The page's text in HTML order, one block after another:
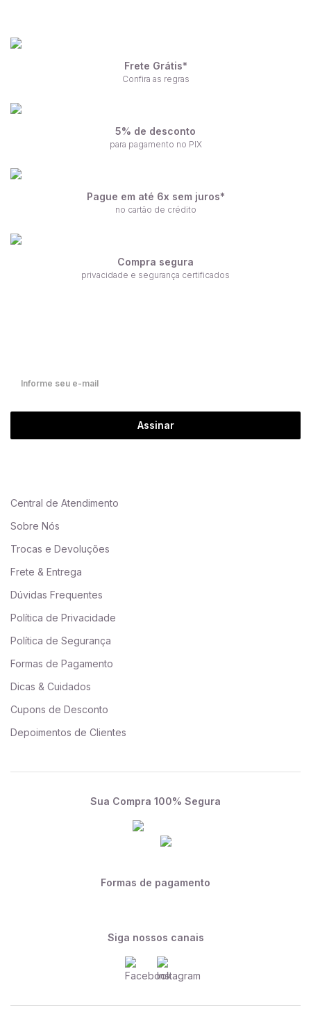
Frete Grátis*
Confira as regras
5% de desconto
para pagamento no PIX
Pague em até 6x sem juros*
no cartão de crédito
Compra segura
privacidade e segurança certificados
Assinar
Central de Atendimento
Sobre Nós
Trocas e Devoluções
Frete & Entrega
Dúvidas Frequentes
Política de Privacidade
Política de Segurança
Formas de Pagamento
Dicas & Cuidados
Cupons de Desconto
Depoimentos de Clientes
Sua Compra 100% Segura
Formas de pagamento
Siga nossos canais